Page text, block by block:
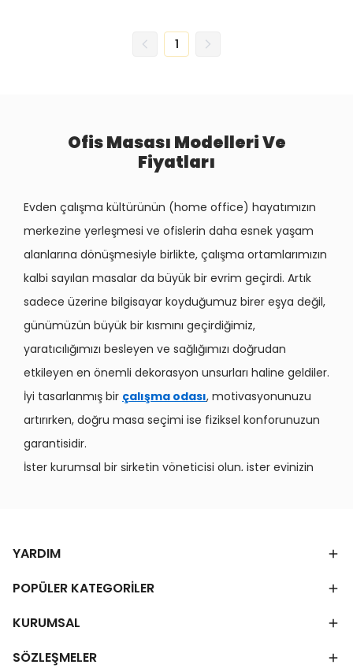
1
Ofis Masası Modelleri Ve
Fiyatları
Evden çalışma kültürünün (home office) hayatımızın
merkezine yerleşmesi ve ofislerin daha esnek yaşam
alanlarına dönüşmesiyle birlikte, çalışma ortamlarımızın
kalbi sayılan masalar da büyük bir evrim geçirdi. Artık
sadece üzerine bilgisayar koyduğumuz birer eşya değil,
günümüzün büyük bir kısmını geçirdiğimiz,
yaratıcılığımızı besleyen ve sağlığımızı doğrudan
etkileyen en önemli dekorasyon unsurları haline geldiler.
İyi tasarlanmış bir çalışma odası, motivasyonunuzu
artırırken, doğru masa seçimi ise fiziksel konforunuzun
garantisidir.
İster kurumsal bir şirketin yöneticisi olun, ister evinizin
koleksiyonundan ilham alarak, ideal çalışma alanını
oluşturmanız için gereken tüm detayları, malzeme
Ofis Masası Modelleri
YARDIM
POPÜLER KATEGORİLER
KURUMSAL
SÖZLEŞMELER